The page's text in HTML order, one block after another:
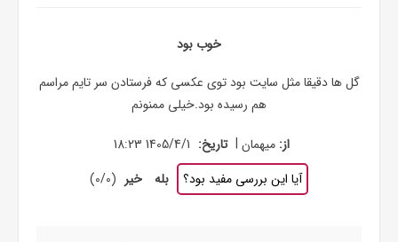
خوب بود
گل ها دقیقا مثل سایت بود توی عکسی که فرستادن سر تایم مراسم
هم رسیده بود.خیلی ممنونم
از: میهمان | تاریخ: 1405/4/1 18:23
آیا این بررسی مفید بود؟
بله خیر (
0/0
)